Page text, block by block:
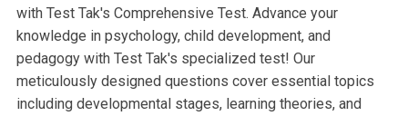
with Test Tak's Comprehensive Test. Advance your
knowledge in psychology, child development, and
pedagogy with Test Tak's specialized test! Our
meticulously designed questions cover essential topics
including developmental stages, learning theories, and